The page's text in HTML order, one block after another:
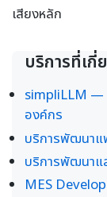
เสียงหลัก
บริการที่เกี่
simpliLLM —
องค์กร
บริการพัฒนาแ
บริการพัฒนาแ
MES